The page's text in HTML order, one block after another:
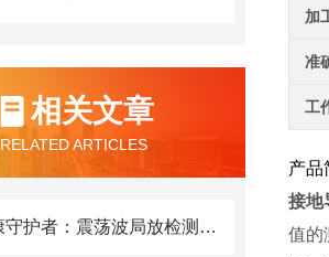
相关文章
RELATED ARTICLES
电缆健康守护者：震荡波局放检测装置揭秘
加
准
工
产品
接地
值的